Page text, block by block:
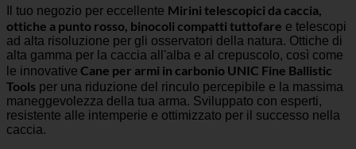
Il tuo negozio per eccellente Mirini telescopici da caccia,
ottiche a punto rosso, binocoli compatti tuttofare e telescopi
ad alta risoluzione per gli osservatori della natura. Ottiche di
alta gamma per la caccia all'alba e al crepuscolo, così come
le innovative Cane per armi in carbonio UNIC Fine Ballistic
Tools per una riduzione del rinculo percepibile e la massima
maneggevolezza della tua arma. Sviluppato con esperti,
resistente alle intemperie e ottimizzato per il successo nella
caccia.